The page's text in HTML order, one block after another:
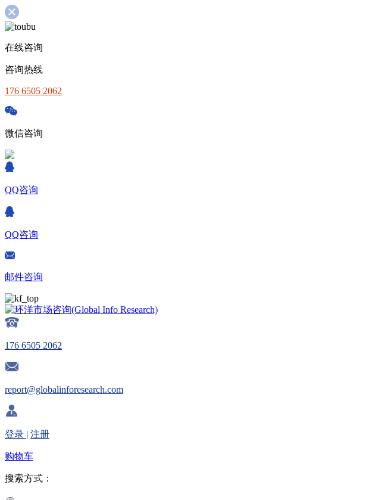
在线咨询
咨询热线
176 6505 2062
微信咨询
QQ咨询
QQ咨询
邮件咨询
176 6505 2062
report@globalinforesearch.com
登录 | 注册
购物车
搜索方式：